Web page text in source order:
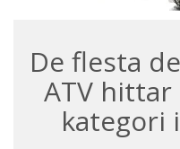
De flesta
ATV
kategori